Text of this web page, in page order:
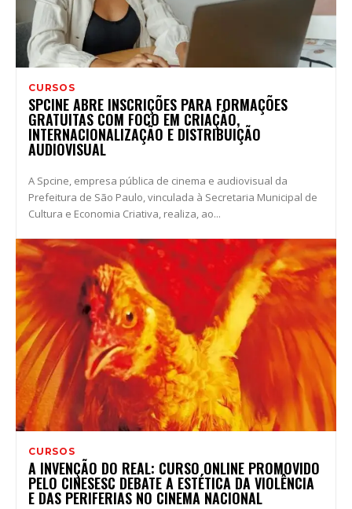
CURSOS
SPCINE ABRE INSCRIÇÕES PARA FORMAÇÕES
GRATUITAS COM FOCO EM CRIAÇÃO,
INTERNACIONALIZAÇÃO E DISTRIBUIÇÃO
AUDIOVISUAL
A Spcine, empresa pública de cinema e audiovisual da
Prefeitura de São Paulo, vinculada à Secretaria Municipal de
Cultura e Economia Criativa, realiza, ao...
CURSOS
A INVENÇÃO DO REAL: CURSO ONLINE PROMOVIDO
PELO CINESESC DEBATE A ESTÉTICA DA VIOLÊNCIA
E DAS PERIFERIAS NO CINEMA NACIONAL